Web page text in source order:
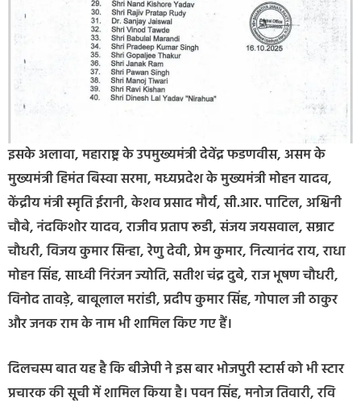
इसके अलावा, महाराष्ट्र के उपमुख्यमंत्री देवेंद्र फडणवीस, असम के
मुख्यमंत्री हिमंत बिस्वा सरमा, मध्यप्रदेश के मुख्यमंत्री मोहन यादव,
केंद्रीय मंत्री स्मृति ईरानी, केशव प्रसाद मौर्य, सी.आर. पाटिल, अश्विनी
चौबे, नंदकिशोर यादव, राजीव प्रताप रूडी, संजय जयसवाल, सम्राट
चौधरी, विजय कुमार सिन्हा, रेणु देवी, प्रेम कुमार, नित्यानंद राय, राधा
मोहन सिंह, साध्वी निरंजन ज्योति, सतीश चंद्र दुबे, राज भूषण चौधरी,
विनोद तावड़े, बाबूलाल मरांडी, प्रदीप कुमार सिंह, गोपाल जी ठाकुर
और जनक राम के नाम भी शामिल किए गए हैं।
दिलचस्प बात यह है कि बीजेपी ने इस बार भोजपुरी स्टार्स को भी स्टार
प्रचारक की सूची में शामिल किया है। पवन सिंह, मनोज तिवारी, रवि